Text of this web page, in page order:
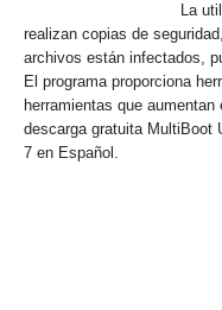
La
realizan copias de
archivos están infectados,
El programa proporciona
herramientas que
descarga gratuita MultiBoot
7 en Español.